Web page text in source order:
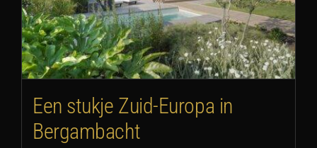
Een stukje Zuid-Europa in
Bergambacht